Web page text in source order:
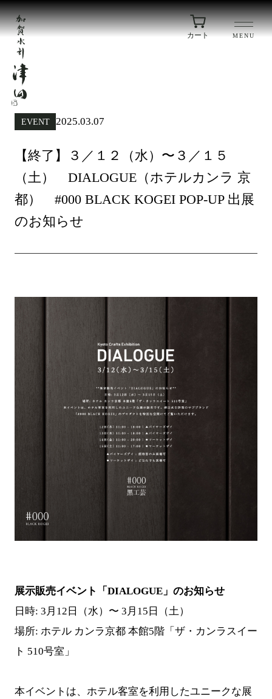
MENU
カート
EVENT 2025.03.07
【終了】３／１２（水）〜３／１５
（土） DIALOGUE（ホテルカンラ 京
都） #000 BLACK KOGEI POP-UP 出展
のお知らせ
展示販売イベント「DIALOGUE」のお知らせ
日時: 3月12日（水）〜 3月15日（土）
場所: ホテル カンラ京都 本館5階「ザ・カンラスイー
ト 510号室」
本イベントは、ホテル客室を利用したユニークな展